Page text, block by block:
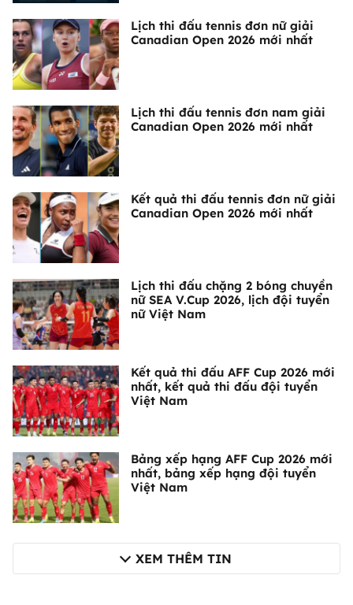
Lịch thi đấu tennis đơn nữ giải
Canadian Open 2026 mới nhất
Lịch thi đấu tennis đơn nam giải
Canadian Open 2026 mới nhất
Kết quả thi đấu tennis đơn nữ giải
Canadian Open 2026 mới nhất
Lịch thi đấu chặng 2 bóng chuyền
nữ SEA V.Cup 2026, lịch đội tuyển
nữ Việt Nam
Kết quả thi đấu AFF Cup 2026 mới
nhất, kết quả thi đấu đội tuyển
Việt Nam
Bảng xếp hạng AFF Cup 2026 mới
nhất, bảng xếp hạng đội tuyển
Việt Nam
XEM THÊM TIN